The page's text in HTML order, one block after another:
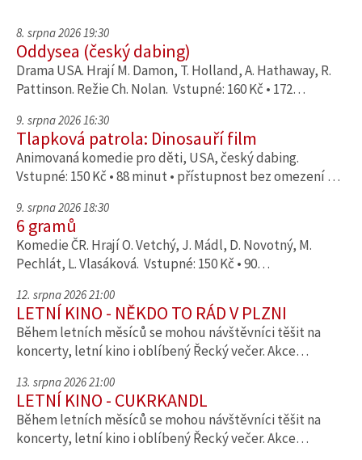
8. srpna 2026 19:30
Oddysea (český dabing)
Drama USA. Hrají M. Damon, T. Holland, A. Hathaway, R.
Pattinson. Režie Ch. Nolan. Vstupné: 160 Kč • 172…
9. srpna 2026 16:30
Tlapková patrola: Dinosauří film
Animovaná komedie pro děti, USA, český dabing.
Vstupné: 150 Kč • 88 minut • přístupnost bez omezení …
9. srpna 2026 18:30
6 gramů
Komedie ČR. Hrají O. Vetchý, J. Mádl, D. Novotný, M.
Pechlát, L. Vlasáková. Vstupné: 150 Kč • 90…
12. srpna 2026 21:00
LETNÍ KINO - NĚKDO TO RÁD V PLZNI
Během letních měsíců se mohou návštěvníci těšit na
koncerty, letní kino i oblíbený Řecký večer. Akce…
13. srpna 2026 21:00
LETNÍ KINO - CUKRKANDL
Během letních měsíců se mohou návštěvníci těšit na
koncerty, letní kino i oblíbený Řecký večer. Akce…